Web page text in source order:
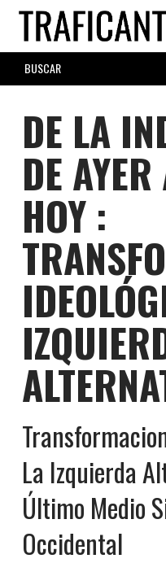
Skip
main
content
SEARCH
FORM
DE LA
DE
HOY :
Transformaciones Ideológicas En
La Izquierda
Último Medio
Occidental